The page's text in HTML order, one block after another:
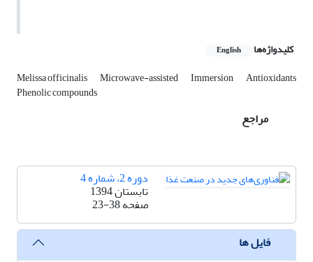
کلیدواژه‌ها English
Melissa officinalis Microwave-assisted Immersion Antioxidants
Phenolic compounds
مراجع
دوره 2، شماره 4
تابستان 1394
صفحه23-38
فایل ها